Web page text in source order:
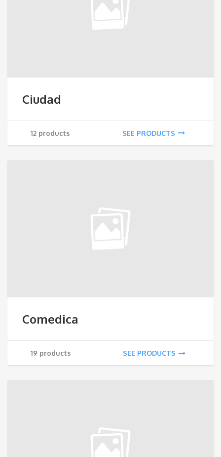
Ciudad
12 products SEE PRODUCTS
Comedica
19 products SEE PRODUCTS